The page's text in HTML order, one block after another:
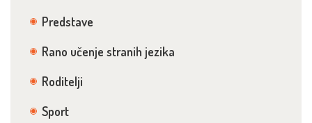
Predstave
Rano učenje stranih jezika
Roditelji
Sport